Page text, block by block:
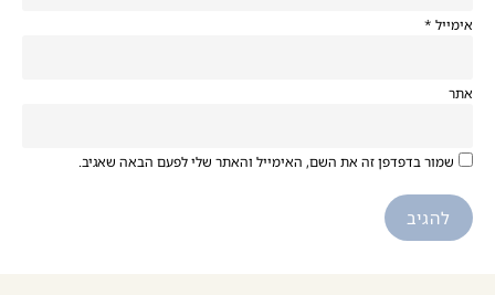
אימייל *
אתר
שמור בדפדפן זה את השם, האימייל והאתר שלי לפעם הבאה שאגיב.